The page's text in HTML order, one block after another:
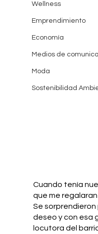
Wellness
Emprendimiento
Economía
Medios de
Moda
Sostenibilidad
Cuando tenía
que me
Se sorprendieron
deseo y con esa
locutora del